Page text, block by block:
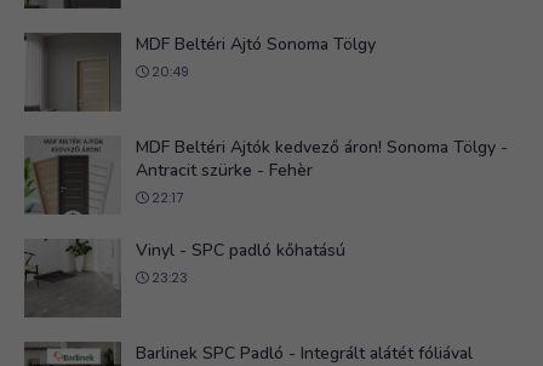
MDF Beltéri Ajtó Sonoma Tölgy
20:49
MDF Beltéri Ajtók kedvező áron! Sonoma Tölgy -
Antracit szürke - Fehèr
22:17
Vinyl - SPC padló kőhatású
23:23
Barlinek SPC Padló - Integrált alátét fóliával